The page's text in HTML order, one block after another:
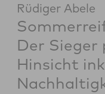
Rüdiger Abele
Der
Hinsicht